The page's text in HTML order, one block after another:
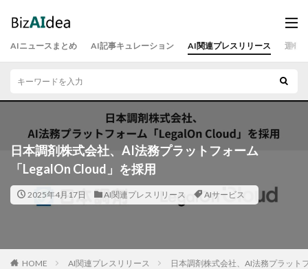
AIニュースまとめ AI記事キュレーション AI関連プレスリリース 運営
日本調剤株式会社、AI法務プラットフォーム
「LegalOn Cloud」を採用
2025年4月17日 AI関連プレスリリース AIサービス
HOME AI関連プレスリリース 日本調剤株式会社、AI法務プラット